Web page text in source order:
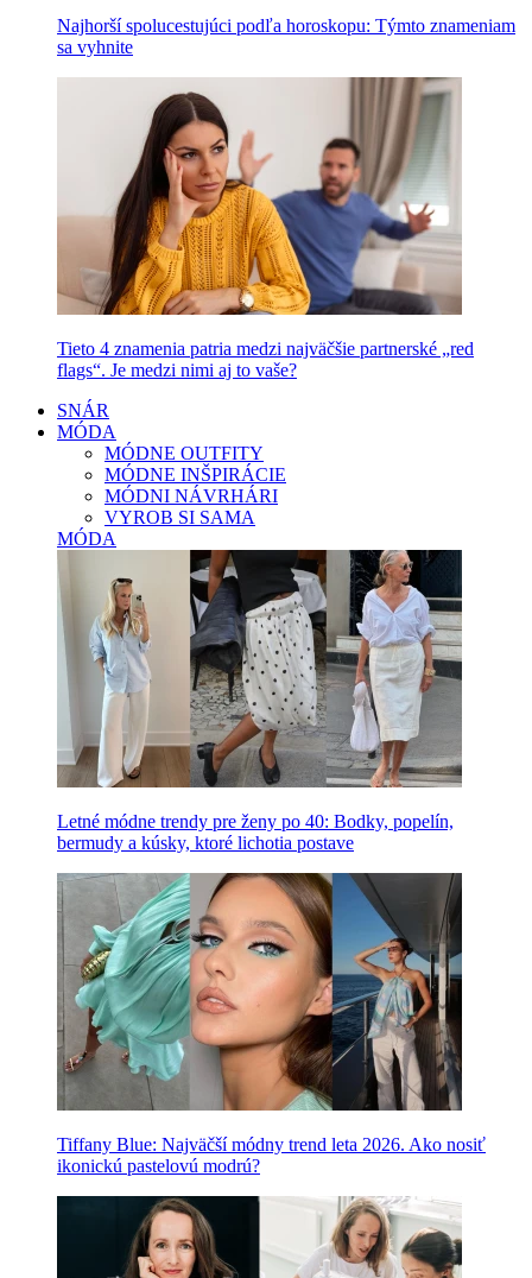
Najhorší spolucestujúci podľa horoskopu: Týmto znameniam
sa vyhnite
Tieto 4 znamenia patria medzi najväčšie partnerské „red
flags“. Je medzi nimi aj to vaše?
SNÁR
MÓDA
MÓDNE OUTFITY
MÓDNE INŠPIRÁCIE
MÓDNI NÁVRHÁRI
VYROB SI SAMA
MÓDA
Letné módne trendy pre ženy po 40: Bodky, popelín,
bermudy a kúsky, ktoré lichotia postave
Tiffany Blue: Najväčší módny trend leta 2026. Ako nosiť
ikonickú pastelovú modrú?